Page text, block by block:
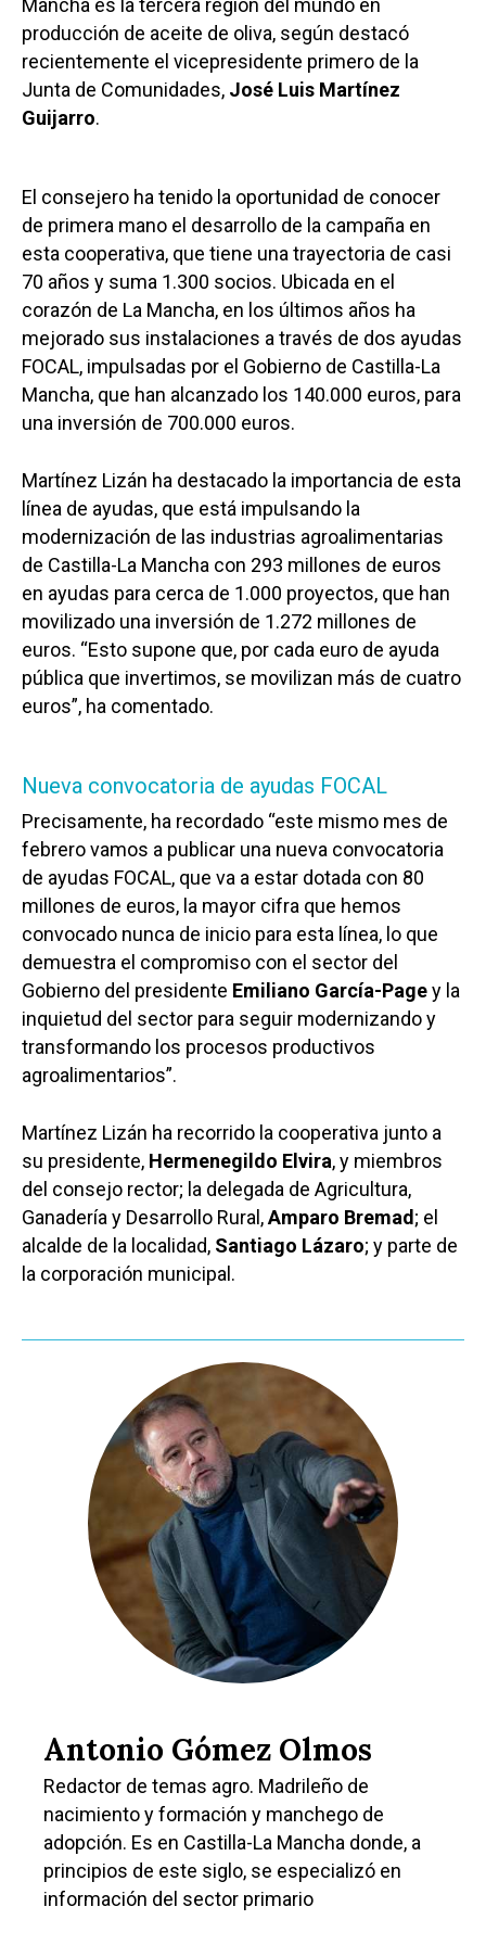
Mancha es la tercera región del mundo en
producción de aceite de oliva, según destacó
recientemente el vicepresidente primero de la
Junta de Comunidades, José Luis Martínez
Guijarro.
El consejero ha tenido la oportunidad de conocer
de primera mano el desarrollo de la campaña en
esta cooperativa, que tiene una trayectoria de casi
70 años y suma 1.300 socios. Ubicada en el
corazón de La Mancha, en los últimos años ha
mejorado sus instalaciones a través de dos ayudas
FOCAL, impulsadas por el Gobierno de Castilla-La
Mancha, que han alcanzado los 140.000 euros, para
una inversión de 700.000 euros.
Martínez Lizán ha destacado la importancia de esta
línea de ayudas, que está impulsando la
modernización de las industrias agroalimentarias
de Castilla-La Mancha con 293 millones de euros
en ayudas para cerca de 1.000 proyectos, que han
movilizado una inversión de 1.272 millones de
euros. “Esto supone que, por cada euro de ayuda
pública que invertimos, se movilizan más de cuatro
euros”, ha comentado.
Nueva convocatoria de ayudas FOCAL
Precisamente, ha recordado “este mismo mes de
febrero vamos a publicar una nueva convocatoria
de ayudas FOCAL, que va a estar dotada con 80
millones de euros, la mayor cifra que hemos
convocado nunca de inicio para esta línea, lo que
demuestra el compromiso con el sector del
Gobierno del presidente Emiliano García-Pagey la
inquietud del sector para seguir modernizando y
transformando los procesos productivos
agroalimentarios”.
Martínez Lizán ha recorrido la cooperativa junto a
su presidente, Hermenegildo Elvira, y miembros
del consejo rector; la delegada de Agricultura,
Ganadería y Desarrollo Rural,Amparo Bremad; el
alcalde de la localidad, Santiago Lázaro; y parte de
la corporación municipal.
Antonio Gómez Olmos
Redactor de temas agro. Madrileño de
nacimiento y formación y manchego de
adopción. Es en Castilla-La Mancha donde, a
principios de este siglo, se especializó en
información del sector primario